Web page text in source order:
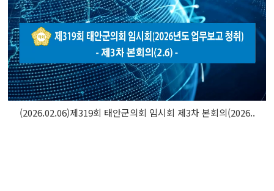
(2026.02.06)제319회 태안군의회 임시회 제3차 본회의(2026..